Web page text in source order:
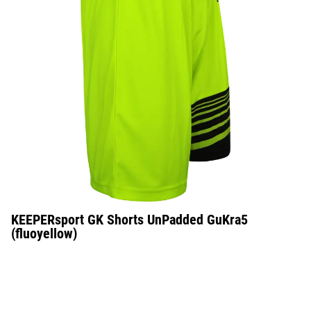
KEEPERsport GK Shorts UnPadded GuKra5
(fluoyellow)